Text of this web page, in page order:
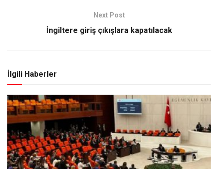
Next Post
İngiltere giriş çıkışlara kapatılacak
İlgili Haberler